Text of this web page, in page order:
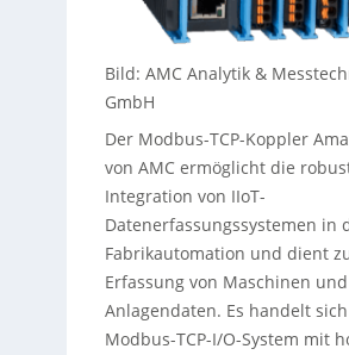
Bild: AMC Analytik &
GmbH
Der Modbus-TCP-Koppler
von AMC ermöglicht die
Integration von IIoT-
Datenerfassungssystemen in
Fabrikautomation und dient
Erfassung von Maschinen und
Anlagendaten. Es handelt
Modbus-TCP-I/O-System mit